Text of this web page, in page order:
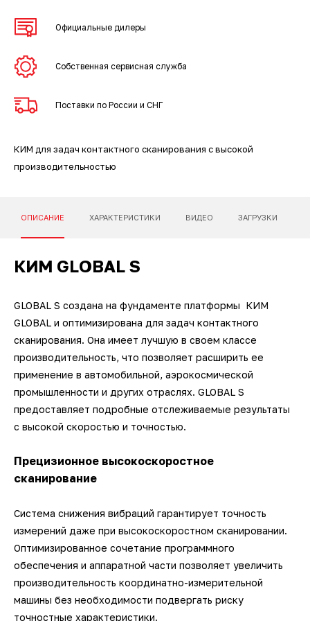
Официальные дилеры
Собственная сервисная служба
Поставки по России и СНГ
КИМ для задач контактного сканирования с высокой
производительностью
ОПИСАНИЕ ХАРАКТЕРИСТИКИ ВИДЕО ЗАГРУЗКИ
КИМ GLOBAL S
GLOBAL S создана на фундаменте платформы КИМ
GLOBAL и оптимизирована для задач контактного
сканирования. Она имеет лучшую в своем классе
производительность, что позволяет расширить ее
применение в автомобильной, аэрокосмической
промышленности и других отраслях. GLOBAL S
предоставляет подробные отслеживаемые результаты
с высокой скоростью и точностью.
Прецизионное высокоскоростное
сканирование
Система снижения вибраций гарантирует точность
измерений даже при высокоскоростном сканировании.
Оптимизированное сочетание программного
обеспечения и аппаратной части позволяет увеличить
производительность координатно-измерительной
машины без необходимости подвергать риску
точностные характеристики.
рук